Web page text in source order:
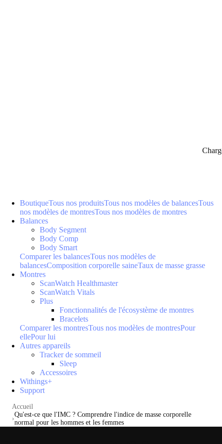
BoutiqueTous nos produitsTous nos modèles de balancesTous
nos modèles de montresTous nos modèles de montres
Balances
Body Segment
Body Comp
Body Smart
Comparer les balancesTous nos modèles de
balancesComposition corporelle saineTaux de masse grasse
Montres
ScanWatch Healthmaster
ScanWatch Vitals
Plus
Fonctionnalités de l'écosystème de montres
Bracelets
Comparer les montresTous nos modèles de montresPour
ellePour lui
Autres appareils
Tracker de sommeil
Sleep
Accessoires
Withings+
Support
Accueil
Qu'est-ce que l'IMC ? Comprendre l'indice de masse corporelle
normal pour les hommes et les femmes